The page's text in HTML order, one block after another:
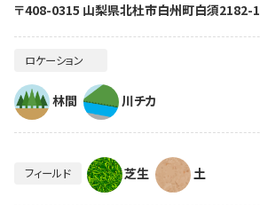
〒408-0315 山梨県北杜市白州町白須2182-1
ロケーション
林間 川チカ
フィールド 芝生 土